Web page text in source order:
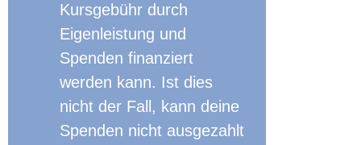
Kursgebühr durch
Eigenleistung und
Spenden finanziert
werden kann. Ist dies
nicht der Fall, kann deine
Spenden nicht ausgezahlt